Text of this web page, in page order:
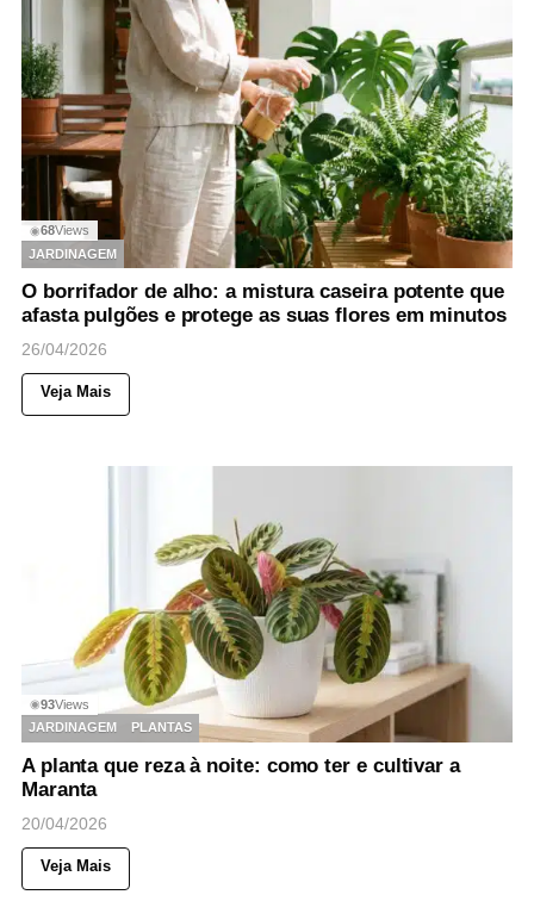
◉68Views
JARDINAGEM
O borrifador de alho: a mistura caseira potente que
afasta pulgões e protege as suas flores em minutos
26/04/2026
Veja Mais
◉93Views
JARDINAGEM
PLANTAS
A planta que reza à noite: como ter e cultivar a
Maranta
20/04/2026
Veja Mais